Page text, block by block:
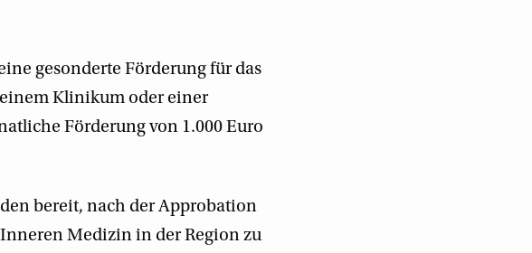
gesonderte Förderung für das
einem Klinikum oder einer
Förderung von 1.000 Euro
bereit, nach der Approbation
Medizin in der Region zu